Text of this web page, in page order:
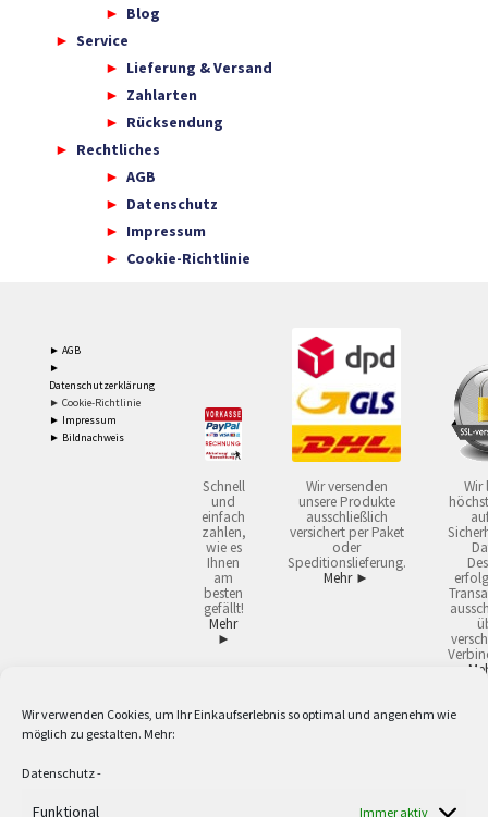
Wir verwenden Cookies, um Ihr Einkaufserlebnis so optimal und angenehm wie
möglich zu gestalten. Mehr:
Datenschutz-
Funktional Immer aktiv
Blog
Service
Lieferung & Versand
Zahlarten
Rücksendung
Rechtliches
AGB
Datenschutz
Impressum
Cookie-Richtlinie
► AGB
►
Datenschutzerklärung
► Cookie-Richtlinie
► Impressum
► Bildnachweis
Schnell
und
einfach
zahlen,
wie es
Ihnen
am
besten
gefällt!
Mehr
►
Wir versenden
unsere Produkte
ausschließlich
versichert per Paket
oder
Speditionslieferung.
Mehr ►
Wir
2 Lieferzeiten gelten mit Express-24.
Versandkostenfrei ab 59,90 € Nettowarenwert. Inseln ausgenommen. Unsere
Berufe zur Verwendung in der selbständigen, beruflichen oder gewerblichen